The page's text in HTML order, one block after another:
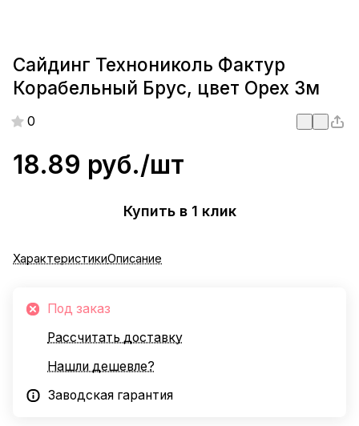
Сайдинг Технониколь Фактур
Корабельный Брус, цвет Орех 3м
0
18.89 руб./шт
Купить в 1 клик
ХарактеристикиОписание
Под заказ
Рассчитать доставку
Нашли дешевле?
Заводская гарантия